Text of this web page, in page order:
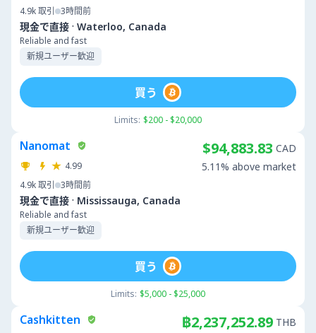
4.9k取引 3時間前
現金で直接 · Waterloo, Canada
Reliable and fast
新規ユーザー歓迎
Limits: $200 - $20,000
買う
Nanomat
4.99
4.9k取引 3時間前
現金で直接 · Mississauga, Canada
Reliable and fast
新規ユーザー歓迎
$94,883.83 CAD
5.11% above market
Limits: $5,000 - $25,000
買う
Cashkitten ฿2,237,252.89 THB